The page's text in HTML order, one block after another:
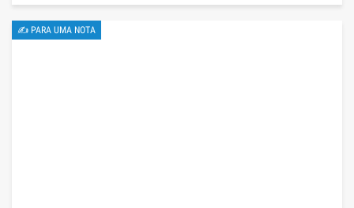
✍ PARA UMA NOTA